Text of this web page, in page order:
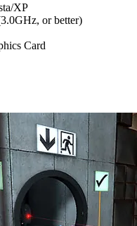
XP
or better)
Card